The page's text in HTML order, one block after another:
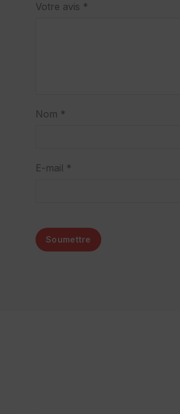
Votre avis *
Nom *
E-mail *
Soumettre